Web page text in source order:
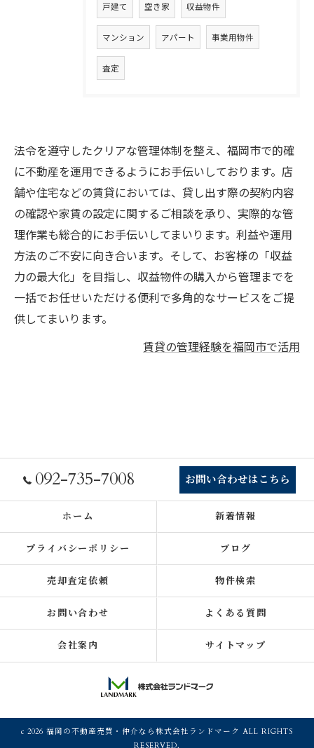
戸建て 空き家 収益物件
マンション アパート 事業用物件
査定
法令を遵守したクリアな管理体制を整え、福岡市で的確
に不動産を運用できるようにお手伝いしております。店
舗や住宅などの賃貸においては、貸し出す際の契約内容
の確認や家賃の設定に関するご相談を承り、実際的な管
理作業も総合的にお手伝いしてまいります。利益や運用
方法のご不安に向き合います。そして、お客様の「収益
力の最大化」を目指し、収益物件の購入から管理までを
一括でお任せいただける便利で多角的なサービスをご提
供してまいります。
賃貸の管理経験を福岡市で活用
092-735-7008 お問い合わせはこちら
ホーム 新着情報
プライバシーポリシー ブログ
売却査定依頼 物件検索
お問い合わせ よくある質問
会社案内 サイトマップ
c 2026 福岡の不動産売買・仲介なら株式会社ランドマーク ALL RIGHTS
RESERVED.